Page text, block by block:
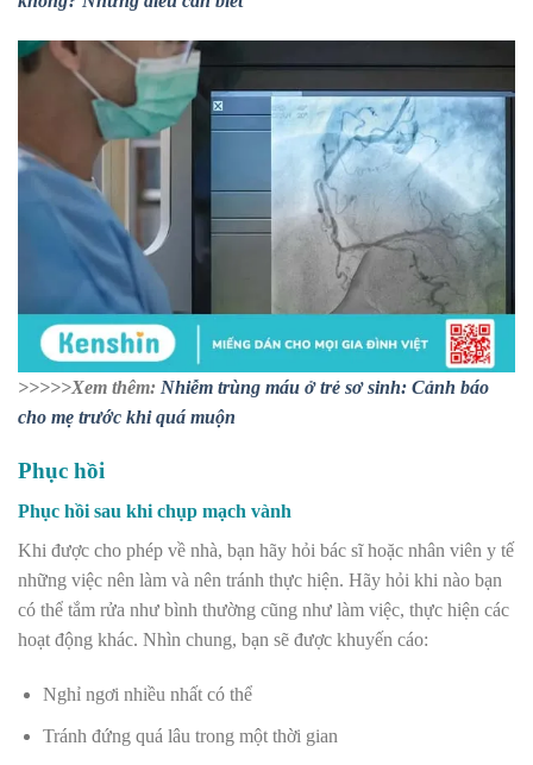
>>>>>Xem thêm: Nhiễm trùng máu ở trẻ sơ sinh: Cảnh báo
cho mẹ trước khi quá muộn
Phục hồi
Phục hồi sau khi chụp mạch vành
Khi được cho phép về nhà, bạn hãy hỏi bác sĩ hoặc nhân viên y tế
những việc nên làm và nên tránh thực hiện. Hãy hỏi khi nào bạn
có thể tắm rửa như bình thường cũng như làm việc, thực hiện các
hoạt động khác. Nhìn chung, bạn sẽ được khuyến cáo:
Nghỉ ngơi nhiều nhất có thể
Tránh đứng quá lâu trong một thời gian